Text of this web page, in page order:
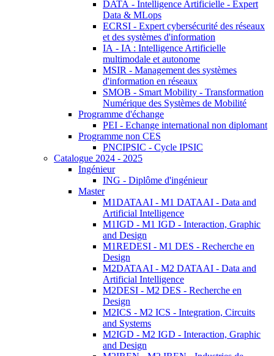
DATA - Intelligence Artificielle - Expert
Data & MLops
ECRSI - Expert cybersécurité des réseaux
et des systèmes d'information
IA - IA : Intelligence Artificielle
multimodale et autonome
MSIR - Management des systèmes
d'information en réseaux
SMOB - Smart Mobility - Transformation
Numérique des Systèmes de Mobilité
Programme d'échange
PEI - Echange international non diplomant
Programme non CES
PNCIPSIC - Cycle IPSIC
Catalogue 2024 - 2025
Ingénieur
ING - Diplôme d'ingénieur
Master
M1DATAAI - M1 DATAAI - Data and
Artificial Intelligence
M1IGD - M1 IGD - Interaction, Graphic
and Design
M1REDESI - M1 DES - Recherche en
Design
M2DATAAI - M2 DATAAI - Data and
Artificial Intelligence
M2DESI - M2 DES - Recherche en
Design
M2ICS - M2 ICS - Integration, Circuits
and Systems
M2IGD - M2 IGD - Interaction, Graphic
and Design